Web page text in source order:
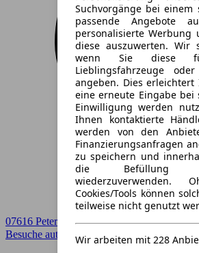
Suchvorgänge bei einem
passende Angebote
personalisierte
diese auszuwerten. Wir
wenn Sie diese für
Lieblingsfahrzeuge
angeben. Dies
eine erneute Eingabe
Einwilligung werden
Ihnen kontaktierte
werden von den
Finanzierungsanfragen
zu speichern und
die Befüllung
wiederzuverwenden.
Cookies/Tools können
teilweise nicht genutzt
Wir arbeiten mit 228
07616 Petersberg
Besuche autoscout24.de
➚